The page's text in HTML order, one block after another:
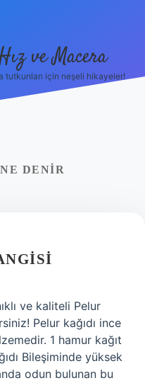
ve Macera
tutkunları için neşeli hikayeler!
DENIR
ve kaliteli Pelur
Pelur kağıdı ince
1 hamur kağıt
Bileşiminde yüksek
odun bulunan bu